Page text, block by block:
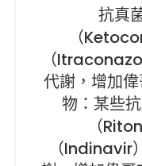
抗真
（
（
代謝，增加
物：某些
（
（Indinavir